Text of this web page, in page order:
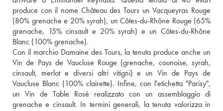
produce con il nome Château des Tours un Vacqueyras Rouge
(80% grenache e 20% syrah), un Côtes-du-Rhône Rouge (65%
grenache, 15% cinsault e 20% syrah) e un Côtes-du-Rhône
Blanc (100% grenache).
Con il marchio Domaine des Tours, la tenuta produce anche un
Vin de Pays de Vaucluse Rouge (grenache, counoise, syrah,
cinsault, merlot e diversi altri vitigni) e un Vin de Pays de
Vaucluse Blanc (100% clairette). Infine, con l'etichetta "Parisy",
un Vin de Table Rosé realizzato con un assemblaggio di
grenache e cinsault. In termini generali, la tenuta valorizza in